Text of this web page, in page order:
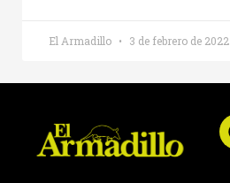
El Armadillo 3 de febrero de 2022